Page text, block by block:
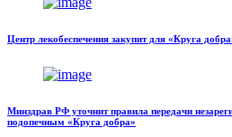
Центр лекобеспечения закупит для «Круга
Минздрав РФ уточнит правила передачи
подопечным «Круга добра»